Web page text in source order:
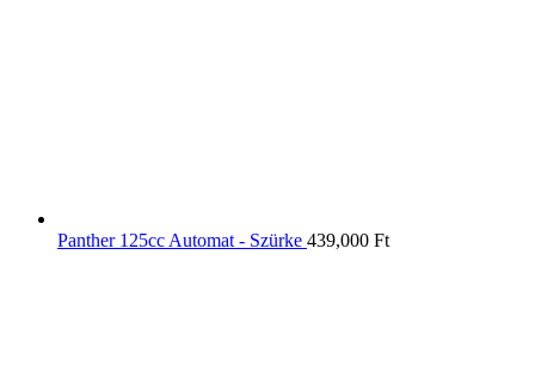
Panther 125cc Automat - Szürke 439,000 Ft